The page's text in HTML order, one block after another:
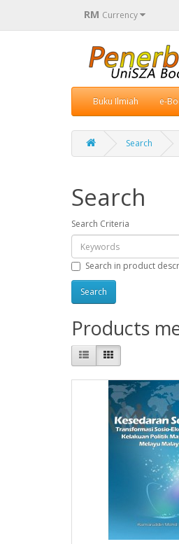
RM Currency
Buku Ilmiah e-
Search
Search
Search Criteria
Search in product
Products